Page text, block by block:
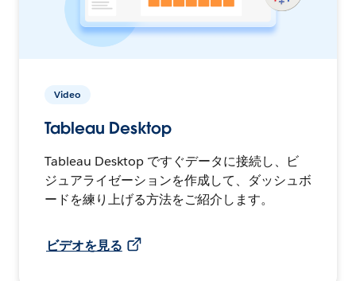
Video
Tableau Desktop
Tableau Desktop ですぐデータに接続し、ビ
ジュアライゼーションを作成して、ダッシュボ
ードを練り上げる方法をご紹介します。
ビデオを見る